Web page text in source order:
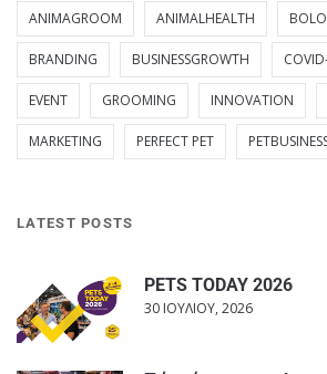
ANIMAGROOM ANIMALHEALTH
BRANDING BUSINESSGROWTH
EVENT GROOMING INNOVATION
MARKETING PERFECT PET
LATEST POSTS
PETS TODAY 2026
30 ΙΟΥΛΊΟΥ, 2026